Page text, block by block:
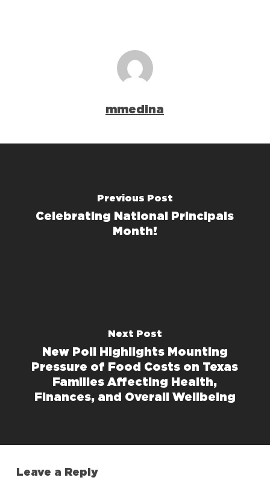
mmedina
Previous Post
Celebrating National Principals
Month!
Next Post
New Poll Highlights Mounting
Pressure of Food Costs on Texas
Families Affecting Health,
Finances, and Overall Wellbeing
Leave a Reply